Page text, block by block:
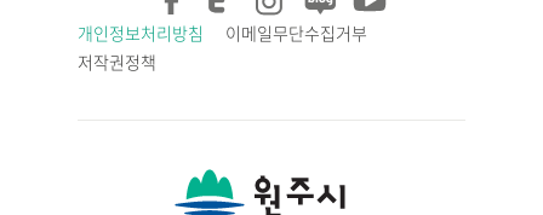
개인정보처리방침
이메일무단수집거부
저작권정책